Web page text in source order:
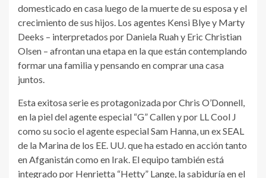
domesticado en casa luego de la muerte de su esposa y el
crecimiento de sus hijos. Los agentes Kensi Blye y Marty
Deeks – interpretados por Daniela Ruah y Eric Christian
Olsen – afrontan una etapa en la que están contemplando
formar una familia y pensando en comprar una casa
juntos.
Esta exitosa serie es protagonizada por Chris O’Donnell,
en la piel del agente especial “G” Callen y por LL Cool J
como su socio el agente especial Sam Hanna, un ex SEAL
de la Marina de los EE. UU. que ha estado en acción tanto
en Afganistán como en Irak. El equipo también está
integrado por Henrietta “Hetty” Lange, la sabiduría en el